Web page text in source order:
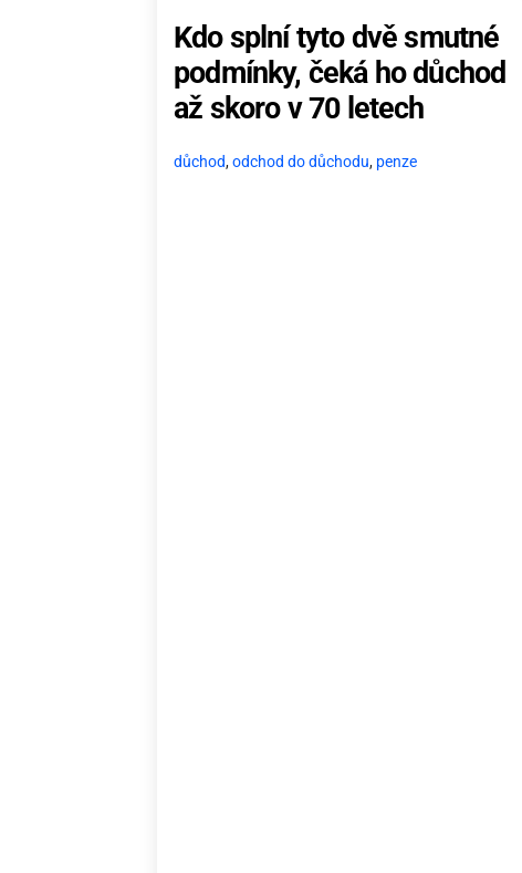
Kdo splní tyto dvě smutné
podmínky, čeká ho důchod
až skoro v 70 letech
důchod,odchod do důchodu, penze